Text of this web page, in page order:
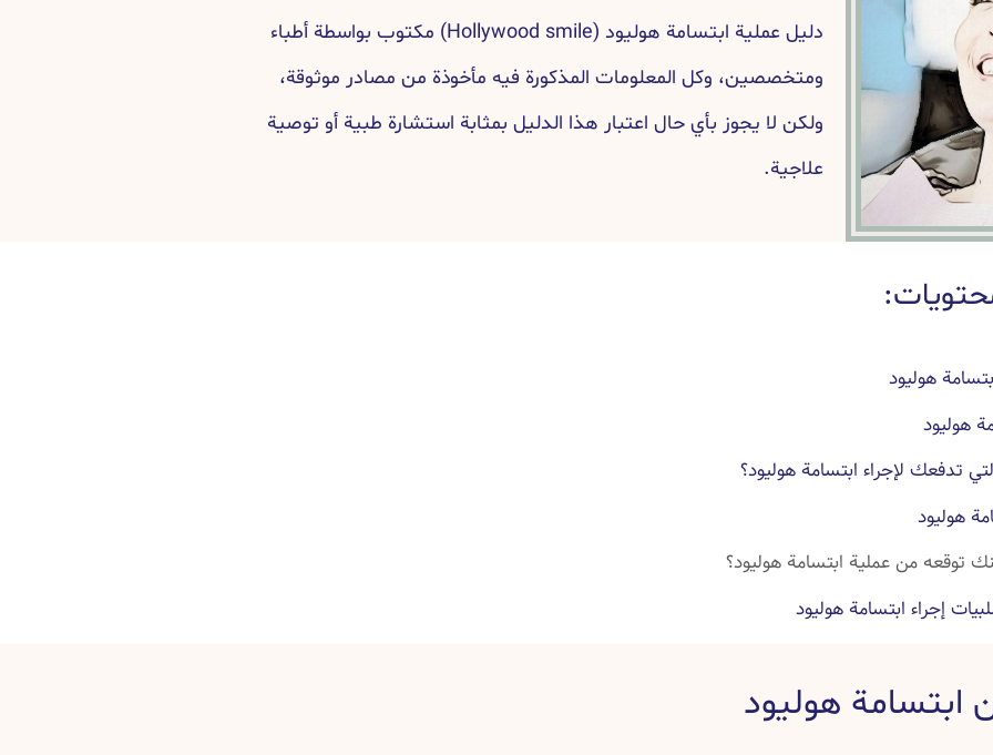
دليل عملية ابتسامة هوليود (Hollywood smile) مكتوب بواسطة أطباء
ومتخصصين، وكل المعلومات المذكورة فيه مأخوذة من مصادر موثوقة،
ولكن لا يجوز بأي حال اعتبار هذا الدليل بمثابة استشارة طبية أو توصية
علاجية.
هوليود
هوليود
تدفعك لإجراء ابتسامة هوليود؟
هوليود
توقعه من عملية ابتسامة هوليود؟
إجراء ابتسامة هوليود
ابتسامة هوليود وبعدها
ابتسامة هوليود